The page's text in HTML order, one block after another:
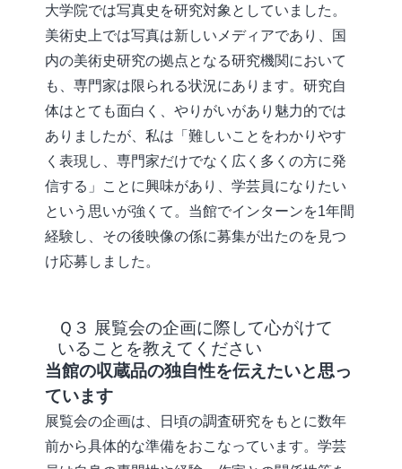
大学院では写真史を研究対象としていました。
美術史上では写真は新しいメディアであり、国
内の美術史研究の拠点となる研究機関において
も、専門家は限られる状況にあります。研究自
体はとても面白く、やりがいがあり魅力的では
ありましたが、私は「難しいことをわかりやす
く表現し、専門家だけでなく広く多くの方に発
信する」ことに興味があり、学芸員になりたい
という思いが強くて。当館でインターンを1年間
経験し、その後映像の係に募集が出たのを見つ
け応募しました。
Ｑ３ 展覧会の企画に際して心がけて
いることを教えてください
当館の収蔵品の独自性を伝えたいと思っ
ています
展覧会の企画は、日頃の調査研究をもとに数年
前から具体的な準備をおこなっています。学芸